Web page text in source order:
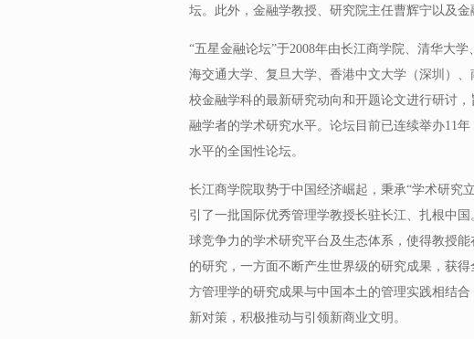
坛。此外，金融学教授、研究院主任曹辉宁以及
“五星金融论坛”于2008年由长江商学院、清华大
海交通大学、复旦大学、香港中文大学（深圳）
校金融学科的最新研究动向和开题论文进行研讨
融学者的学术研究水平。论坛目前已连续举办11
水平的全国性论坛。
长江商学院取势于中国经济崛起，秉承“学术研究
引了一批国际优秀管理学教授长驻长江、扎根中
球竞争力的学术研究平台及生态体系，使得教授
的研究，一方面不断产生世界级的研究成果，获
方管理学的研究成果与中国本土的管理实践相结
新对策，积极推动与引领新商业文明。